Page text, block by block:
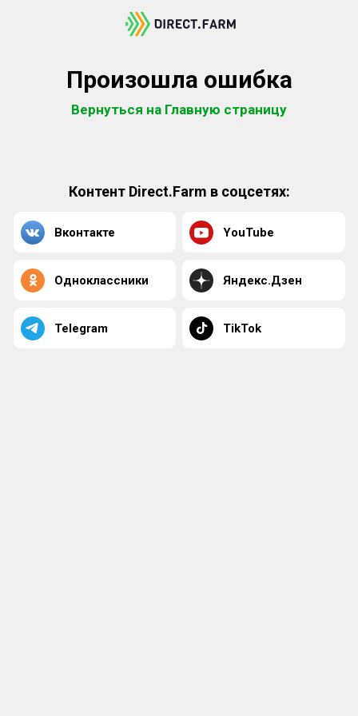
Произошла ошибка
Вернуться на Главную страницу
Контент Direct.Farm в соцсетях:
Вконтакте YouTube
Одноклассники Яндекс.Дзен
Telegram TikTok